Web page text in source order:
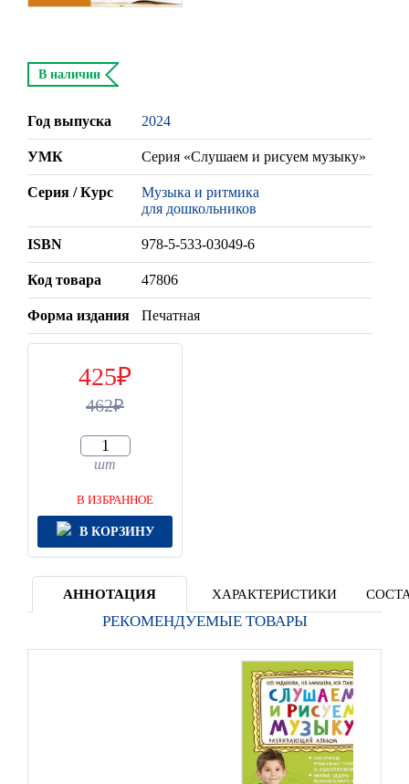
В наличии
Год выпуска 2024
УМК Серия «Слушаем и рисуем музыку»
Серия / Курс
Музыка и ритмика
для дошкольников
ISBN 978-5-533-03049-6
Код товара 47806
Форма издания Печатная
425
462
шт
В ИЗБРАННОЕ
В КОРЗИНУ
АННОТАЦИЯ ХАРАКТЕРИСТИКИ
РЕКОМЕНДУЕМЫЕ ТОВАРЫ